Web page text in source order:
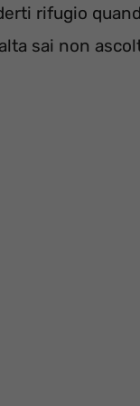
rifugio
sai non